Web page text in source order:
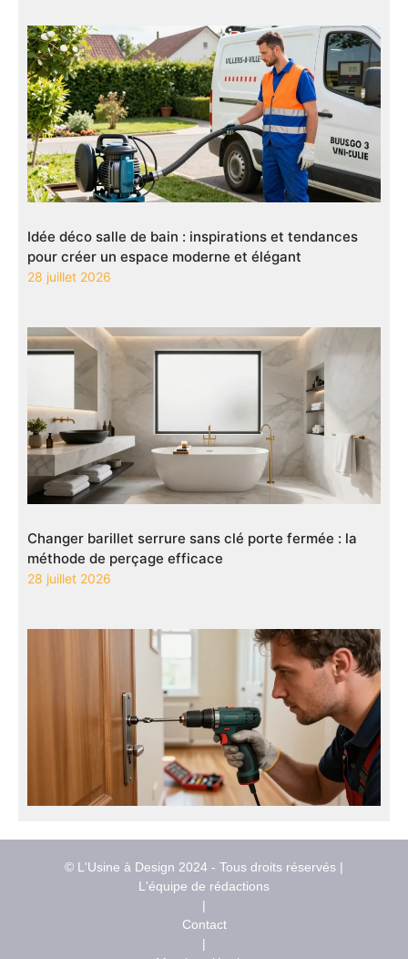
Idée déco salle de bain : inspirations et tendances
pour créer un espace moderne et élégant
28 juillet 2026
Changer barillet serrure sans clé porte fermée : la
méthode de perçage efficace
28 juillet 2026
© L'Usine à Design 2024 - Tous droits réservés |
L'équipe de rédactions
|
Contact
|